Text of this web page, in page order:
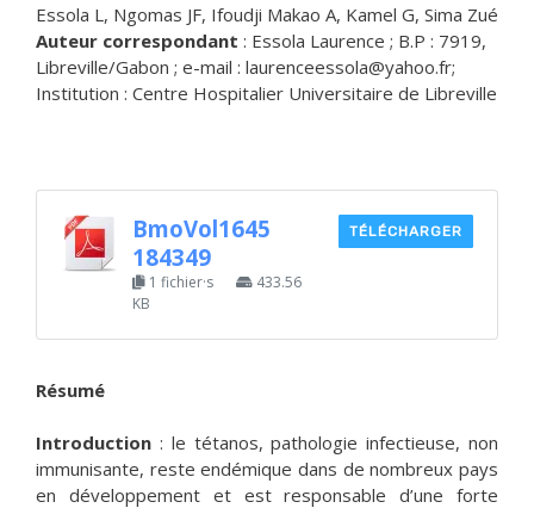
Essola L, Ngomas JF, Ifoudji Makao A, Kamel G, Sima Zué
Auteur correspondant : Essola Laurence ; B.P : 7919,
Libreville/Gabon ; e-mail : laurenceessola@yahoo.fr;
Institution : Centre Hospitalier Universitaire de Libreville
BmoVol1645
184349
1 fichier·s
433.56
KB
TÉLÉCHARGER
Résumé
Introduction : le tétanos, pathologie infectieuse, non
immunisante, reste endémique dans de nombreux pays
en développement et est responsable d’une forte